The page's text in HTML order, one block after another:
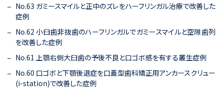
No.63 ガミースマイルと正中のズレをハーフリンガル治療で改善した
症例
No.62 小臼歯非抜歯のハーフリンガルでガミースマイルと空隙歯列
を改善した症例
No.61 上顎右側大臼歯の予後不良と口ゴボ感を有する叢生症例
No.60 口ゴボと下顎後退症を口蓋型歯科矯正用アンカースクリュー
(i-station)で改善した症例